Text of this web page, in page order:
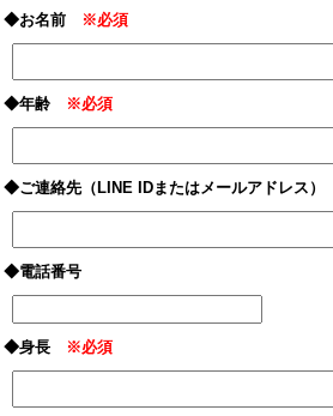
◆お名前
※必須
◆年齢 ※必須
◆ご連絡先（LINE IDまたはメールアドレス）
◆電話番号
◆身長 ※必須